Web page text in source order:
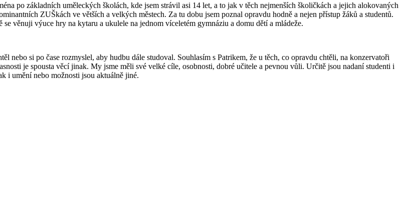
po základních uměleckých školách, kde jsem strávil asi 14 let, a to jak v těch nejmenších školičkách a jejich alokovaných
ZUŠkách ve větších a velkých městech. Za tu dobu jsem poznal opravdu hodně a nejen přístup žáků a studentů.
věnuji výuce hry na kytaru a ukulele na jednom víceletém gymnáziu a domu dětí a mládeže.
nebo si po čase rozmyslel, aby hudbu dále studoval. Souhlasím s Patrikem, že u těch, co opravdu chtěli, na konzervatoři
je spousta věcí jinak. My jsme měli své velké cíle, osobnosti, dobré učitele a pevnou vůli. Určitě jsou nadaní studenti i
i umění nebo možnosti jsou aktuálně jiné.